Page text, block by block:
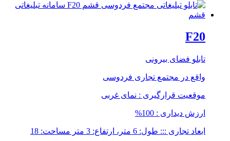
F20
تابلو فضای بیرونی
واقع در مجتمع تجاری فردوسی
موقعیت قرارگیری : نمای غربی
ارزش دیداری : 100%
ابعاد تجاری ::: طول: 6 متر، ارتفاع: 3 متر مساحت: 18